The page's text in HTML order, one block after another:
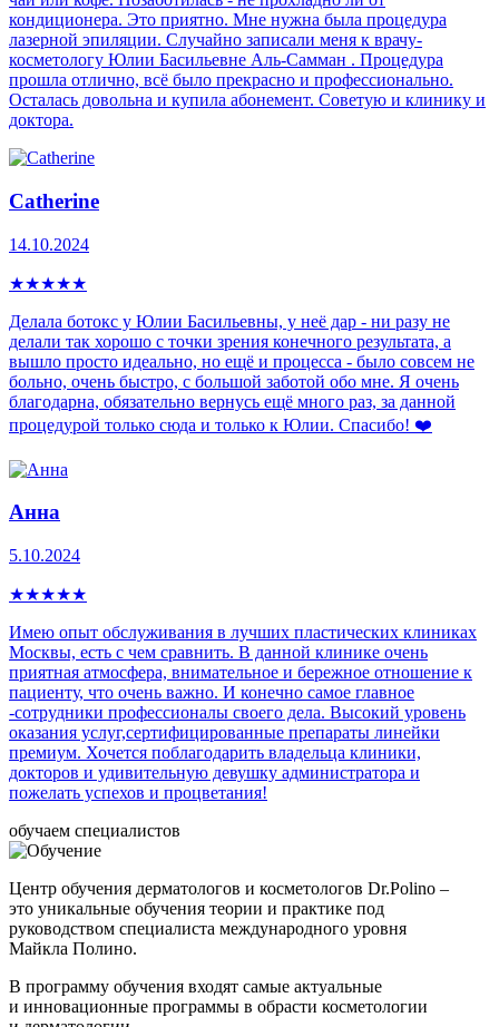
кондиционера. Это приятно. Мне нужна была процедура
лазерной эпиляции. Случайно записали меня к врачу-
косметологу Юлии Басильевне Аль-Самман . Процедура
прошла отлично, всё было прекрасно и профессионально.
Осталась довольна и купила абонемент. Советую и клинику и
доктора.
Catherine
14.10.2024
★★★★★
Делала ботокс у Юлии Басильевны, у неё дар - ни разу не
делали так хорошо с точки зрения конечного результата, а
вышло просто идеально, но ещё и процесса - было совсем не
больно, очень быстро, с большой заботой обо мне. Я очень
благодарна, обязательно вернусь ещё много раз, за данной
процедурой только сюда и только к Юлии. Спасибо! ❤️
Анна
5.10.2024
★★★★★
Имею опыт обслуживания в лучших пластических клиниках
Москвы, есть с чем сравнить. В данной клинике очень
приятная атмосфера, внимательное и бережное отношение к
пациенту, что очень важно. И конечно самое главное
-сотрудники профессионалы своего дела. Высокий уровень
оказания услуг,сертифицированные препараты линейки
премиум. Хочется поблагодарить владельца клиники,
докторов и удивительную девушку администратора и
пожелать успехов и процветания!
обучаем специалистов
Центр обучения дерматологов и косметологов Dr.Polino –
это уникальные обучения теории и практике под
руководством специалиста международного уровня
Майкла Полино.
В программу обучения входят самые актуальные
и инновационные программы в обрасти косметологии